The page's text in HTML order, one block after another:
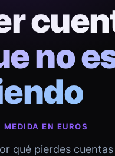
no
EN EUROS
qué pierdes